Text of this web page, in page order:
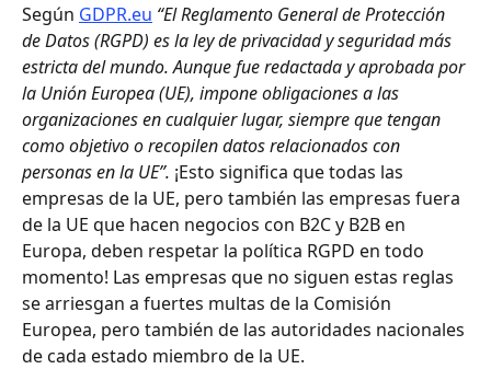
Según GDPR.eu “El Reglamento General de Protección
de Datos (RGPD) es la ley de privacidad y seguridad más
estricta del mundo. Aunque fue redactada y aprobada por
la Unión Europea (UE), impone obligaciones a las
organizaciones en cualquier lugar, siempre que tengan
como objetivo o recopilen datos relacionados con
personas en la UE”. ¡Esto significa que todas las
empresas de la UE, pero también las empresas fuera
de la UE que hacen negocios con B2C y B2B en
Europa, deben respetar la política RGPD en todo
momento! Las empresas que no siguen estas reglas
se arriesgan a fuertes multas de la Comisión
Europea, pero también de las autoridades nacionales
de cada estado miembro de la UE.